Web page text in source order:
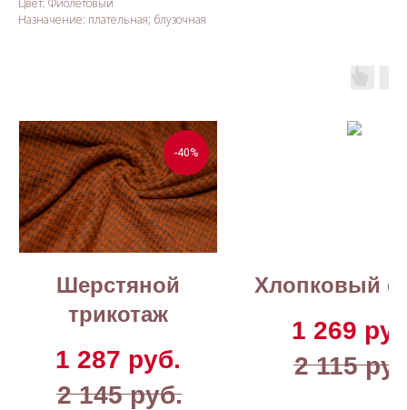
Цвет: Фиолетовый
Назначение: плательная; блузочная
-40%
Шерстяной
трикотаж
1 287 руб.
2 145 руб.
Хлопковый
1 269
2 115